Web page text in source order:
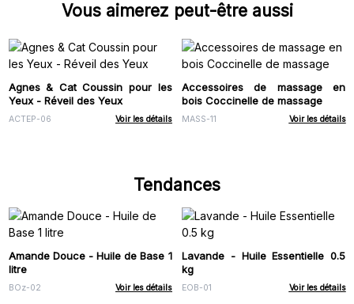
Vous aimerez peut-être aussi
Agnes & Cat Coussin pour les
Yeux - Réveil des Yeux
ACTEP-06 Voir les détails
Accessoires de massage en
bois Coccinelle de massage
MASS-11 Voir les détails
Tendances
Amande Douce - Huile de Base 1
litre
BOz-02 Voir les détails
Lavande - Huile Essentielle 0.5
kg
EOB-01 Voir les détails